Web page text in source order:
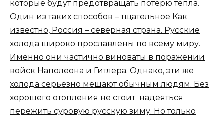
которые будут предотвращать потерю тепла.
Один из таких способов – тщательное Как
известно, Россия – северная страна. Русские
холода широко прославлены по всему миру.
Именно они частично виноваты в поражении
войск Наполеона и Гитлера. Однако, эти же
холода серьёзно мешают обычным людям. Без
хорошего отопления не стоит надеяться
пережить суровую русскую зиму. Но только